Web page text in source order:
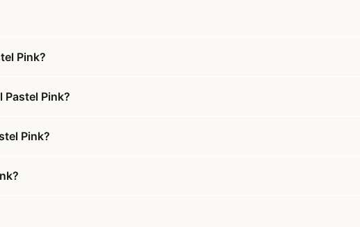
Pink?
Pastel Pink?
Pink?